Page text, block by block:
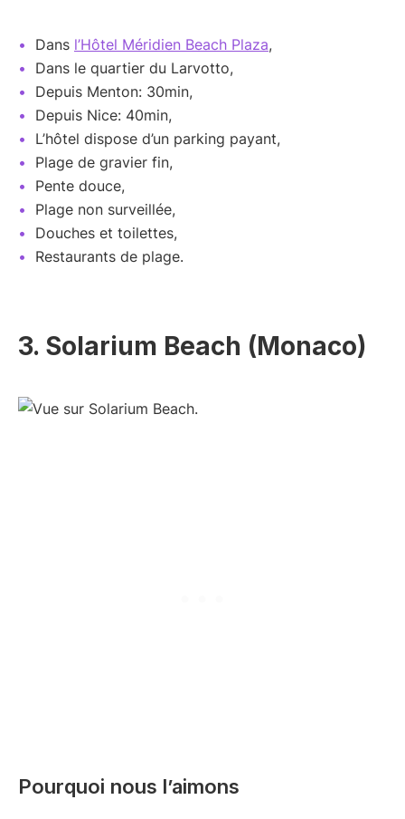
Dans l’Hôtel Méridien Beach Plaza,
Dans le quartier du Larvotto,
Depuis Menton: 30min,
Depuis Nice: 40min,
L’hôtel dispose d’un parking payant,
Plage de gravier fin,
Pente douce,
Plage non surveillée,
Douches et toilettes,
Restaurants de plage.
3. Solarium Beach (Monaco)
Pourquoi nous l’aimons